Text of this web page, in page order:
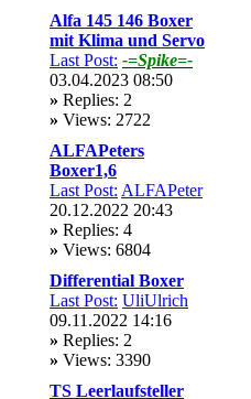
Alfa 145 146 Boxer
mit Klima und Servo
Last Post: -=Spike=-
03.04.2023 08:50
» Replies: 2
» Views: 2722
ALFAPeters
Boxer1,6
Last Post: ALFAPeter
20.12.2022 20:43
» Replies: 4
» Views: 6804
Differential Boxer
Last Post: UliUlrich
09.11.2022 14:16
» Replies: 2
» Views: 3390
TS Leerlaufsteller